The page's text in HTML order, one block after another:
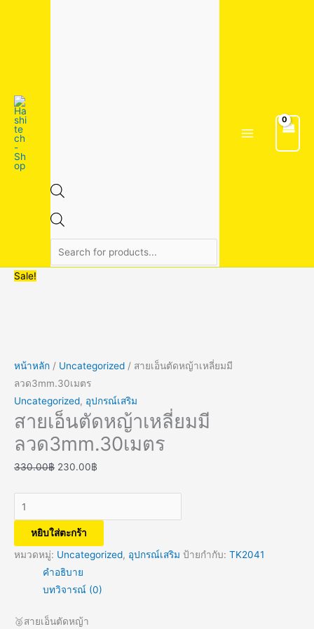
Sale!
หน้าหลัก / Uncategorized / สายเอ็นตัดหญ้าเหลี่ยมมี
ลวด3mm.30เมตร
Uncategorized, อุปกรณ์เสริม
สายเอ็นตัดหญ้าเหลี่ยมมี
ลวด3mm.30เมตร
330.00฿ 230.00฿
เหลี่ยม
มี
ลวด3mm.30เมตร
ชิ้น
หยิบใส่ตะกร้า
หมวดหมู่: Uncategorized, อุปกรณ์เสริม ป้ายกำกับ: TK2041
คำอธิบาย
บทวิจารณ์ (0)
🥈สายเอ็นตัดหญ้า